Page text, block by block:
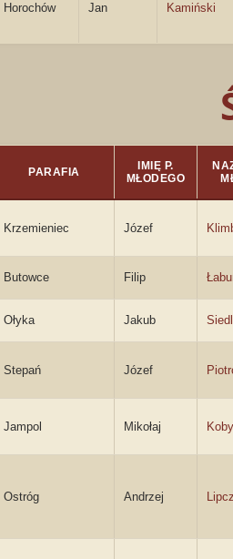
Horochów Jan Kamiński
PARAFIA
IMIĘ P.
MŁODEGO
Krzemieniec Józef
Butowce Filip
Ołyka Jakub
Stepań Józef
Jampol Mikołaj
Ostróg Andrzej